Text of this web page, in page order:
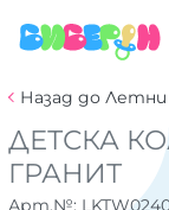
Назад до Летни
ДЕТСКА
ГРАНИТ
Арт.№: